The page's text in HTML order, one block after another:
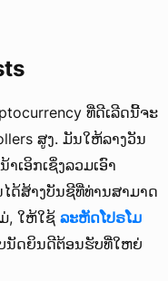
ທີ່ດີເລີດນີ້ຈະ
ສູງ. ມັນໃຫ້ລາງວັນ
ເອິກເຊິ່ງລວມເອົາ
ດ້ສ້າງບັນຊີທີ່ທ່ານສາມາດ
, ໃຫ້ໃຊ້ ລະຫັດໂປຣໂມ
ບນັດຍິນດີຕ້ອນຮັບທີ່ໃຫຍ່